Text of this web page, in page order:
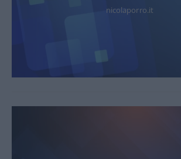
nicolaporro.it